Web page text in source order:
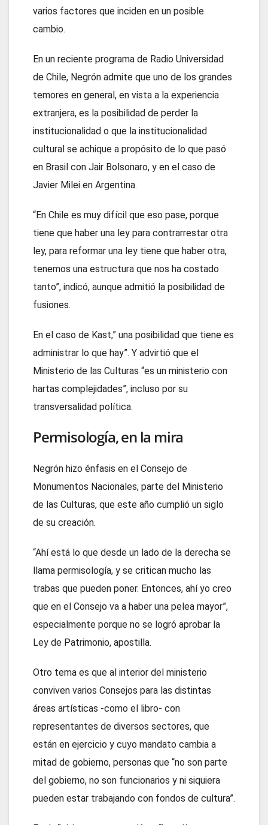
varios factores que inciden en un posible
cambio.
En un reciente programa de Radio Universidad
de Chile, Negrón admite que uno de los grandes
temores en general, en vista a la experiencia
extranjera, es la posibilidad de perder la
institucionalidad o que la institucionalidad
cultural se achique a propósito de lo que pasó
en Brasil con Jair Bolsonaro, y en el caso de
Javier Milei en Argentina.
“En Chile es muy difícil que eso pase, porque
tiene que haber una ley para contrarrestar otra
ley, para reformar una ley tiene que haber otra,
tenemos una estructura que nos ha costado
tanto”, indicó, aunque admitió la posibilidad de
fusiones.
En el caso de Kast,” una posibilidad que tiene es
administrar lo que hay”. Y advirtió que el
Ministerio de las Culturas “es un ministerio con
hartas complejidades”, incluso por su
transversalidad política.
Permisología, en la mira
Negrón hizo énfasis en el Consejo de
Monumentos Nacionales, parte del Ministerio
de las Culturas, que este año cumplió un siglo
de su creación.
“Ahí está lo que desde un lado de la derecha se
llama permisología, y se critican mucho las
trabas que pueden poner. Entonces, ahí yo creo
que en el Consejo va a haber una pelea mayor”,
especialmente porque no se logró aprobar la
Ley de Patrimonio, apostilla.
Otro tema es que al interior del ministerio
conviven varios Consejos para las distintas
áreas artísticas -como el libro- con
representantes de diversos sectores, que
están en ejercicio y cuyo mandato cambia a
mitad de gobierno, personas que “no son parte
del gobierno, no son funcionarios y ni siquiera
pueden estar trabajando con fondos de cultura”.